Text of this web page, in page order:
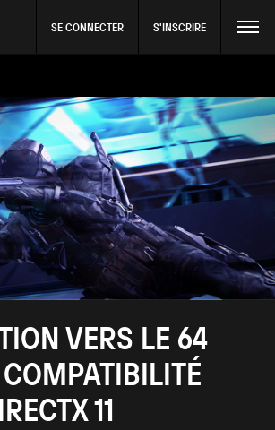
SE CONNECTER S'INSCRIRE
VERS LE 64
11